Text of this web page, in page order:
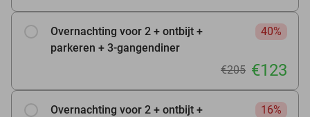
Overnachting voor 2 + ontbijt +
parkeren + 3-gangendiner
40%
€205 €123
Overnachting voor 2 + ontbijt +
16%